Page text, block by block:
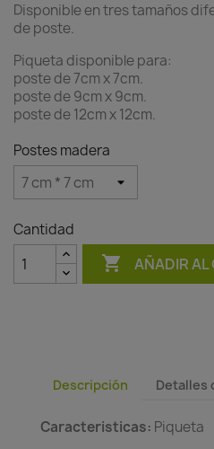
Disponible en tres tamaños
de poste.
Piqueta disponible para:
poste de 7cm x 7cm.
poste de 9cm x 9cm.
poste de 12cm x 12cm.
Postes madera
Cantidad
 AÑADIR AL
Descripción Detalles
Caracteristicas: Piqueta